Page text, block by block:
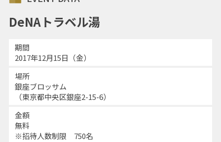
DeNAトラベル湯
期間
2017年12月15日（金）
場所
銀座ブロッサム
（東京都中央区銀座2-15-6）
金額
無料
※招待人数制限 750名